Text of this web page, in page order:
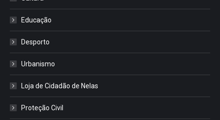
Educação
Desporto
Urbanismo
Loja de Cidadão de Nelas
Proteção Civil